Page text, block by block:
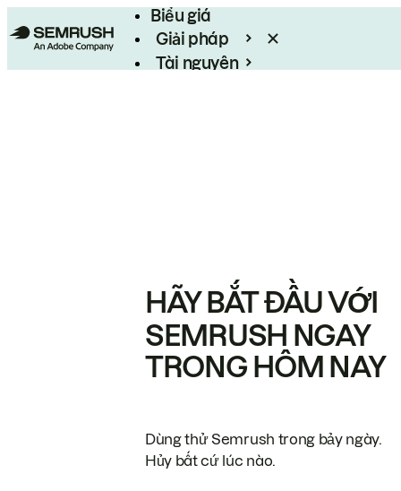
Biểu giá
Giải pháp
Tài nguyên
HÃY BẮT ĐẦU VỚI
SEMRUSH NGAY
TRONG HÔM NAY
Dùng thử Semrush trong bảy ngày.
Hủy bất cứ lúc nào.